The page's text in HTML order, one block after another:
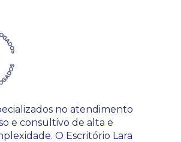
no atendimento
e consultivo de alta e
O Escritório Lara